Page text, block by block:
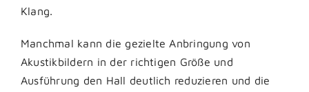
Klang.
Manchmal kann die gezielte Anbringung von
Akustikbildern in der richtigen Größe und
Ausführung den Hall deutlich reduzieren und die